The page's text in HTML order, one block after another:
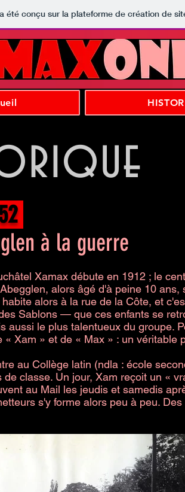
été conçu sur la plateforme de création de
à la guerre
Xamax débute en 1912 ; le
alors âgé d'à peine 10
alors à la rue de la Côte, et
Sablons — que ces enfants se
aussi le plus talentueux du groupe.
« Xam » et de « Max » : un véritable
au Collège latin (ndla : école
de classe. Un jour, Xam reçoit un «
au Mail les jeudis et samedis
s'y forme alors peu à peu.